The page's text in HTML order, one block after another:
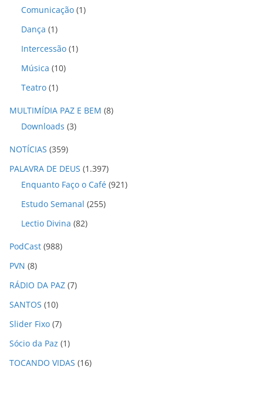
Comunicação (1)
Dança (1)
Intercessão (1)
Música (10)
Teatro (1)
MULTIMÍDIA PAZ E BEM (8)
Downloads (3)
NOTÍCIAS (359)
PALAVRA DE DEUS (1.397)
Enquanto Faço o Café (921)
Estudo Semanal (255)
Lectio Divina (82)
PodCast (988)
PVN (8)
RÁDIO DA PAZ (7)
SANTOS (10)
Slider Fixo (7)
Sócio da Paz (1)
TOCANDO VIDAS (16)